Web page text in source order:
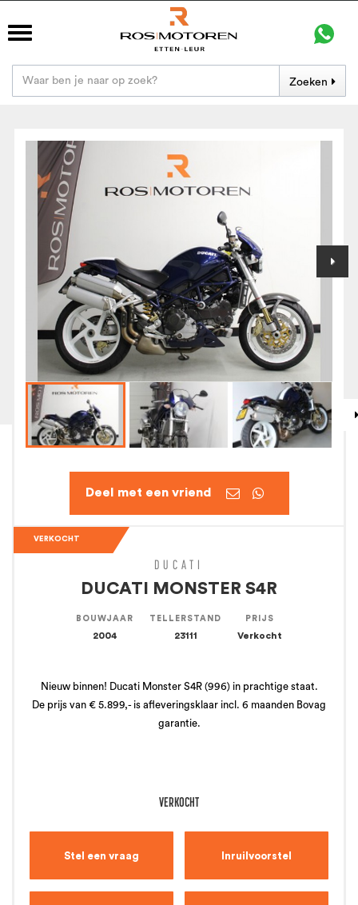
Zoeken
 
VERKOCHT
DUCATI
DUCATI MONSTER S4R
BOUWJAAR
2004
TELLERSTAND
23111
PRIJS
Verkocht
Nieuw binnen! Ducati Monster S4R (996) in prachtige staat.
De prijs van € 5.899,- is afleveringsklaar incl. 6 maanden Bovag
garantie.
VERKOCHT
Stel een vraag Inruilvoorstel